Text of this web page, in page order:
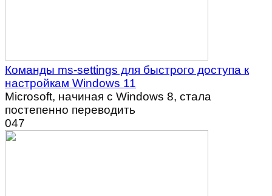
Команды ms-settings для быстрого доступа к
настройкам Windows 11
Microsoft, начиная с Windows 8, стала
постепенно переводить
047